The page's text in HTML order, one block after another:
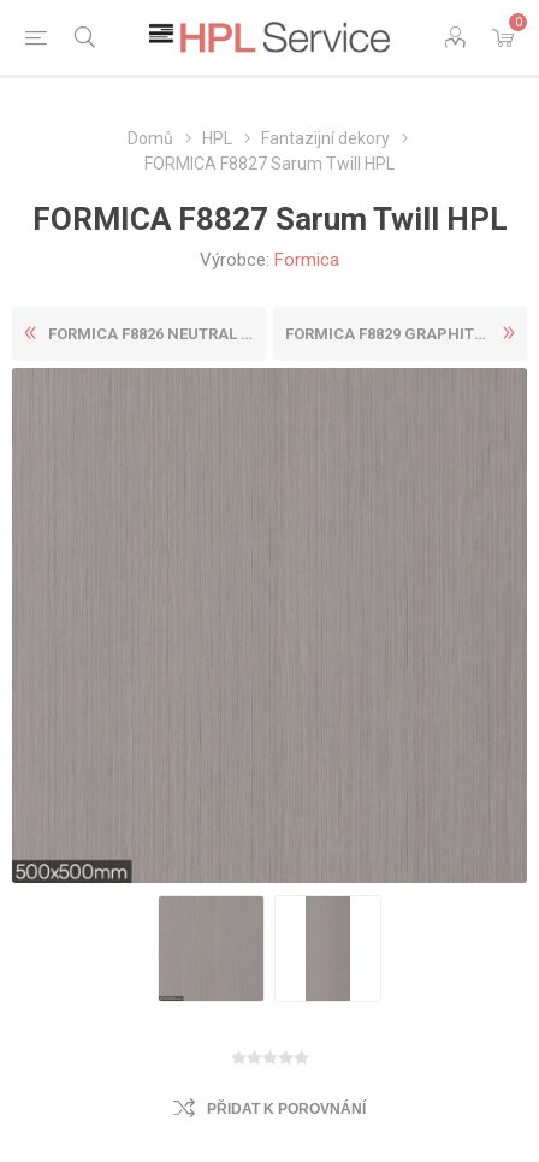
0
Domů HPL
Fantazijní dekory
FORMICA F8827 Sarum Twill HPL
FORMICA F8827 Sarum Twill HPL
Výrobce: Formica
FORMICA F8826 NEUTRAL TWILL... FORMICA F8829 GRAPHITE TWIL...
PŘIDAT K POROVNÁNÍ